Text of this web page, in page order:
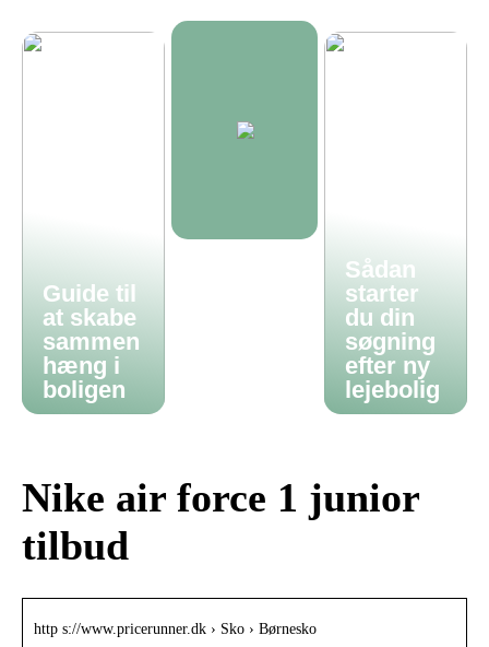
Guide til
at skabe
sammen
hæng i
boligen
Sådan
starter
du din
søgning
efter ny
lejebolig
Nike air force 1 junior
tilbud
http s://www.pricerunner.dk › Sko › Børnesko